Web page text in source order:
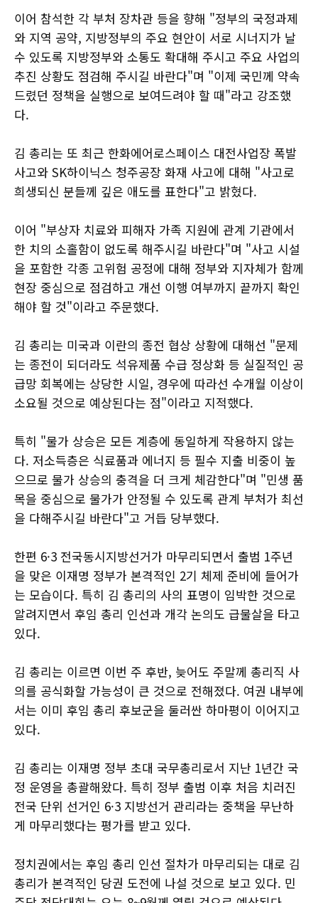
이어 참석한 각 부처 장차관 등을 향해 "정부의 국정과제
와 지역 공약, 지방정부의 주요 현안이 서로 시너지가 날
수 있도록 지방정부와 소통도 확대해 주시고 주요 사업의
추진 상황도 점검해 주시길 바란다"며 "이제 국민께 약속
드렸던 정책을 실행으로 보여드려야 할 때"라고 강조했
다.
김 총리는 또 최근 한화에어로스페이스 대전사업장 폭발
사고와 SK하이닉스 청주공장 화재 사고에 대해 "사고로
희생되신 분들께 깊은 애도를 표한다"고 밝혔다.
이어 "부상자 치료와 피해자 가족 지원에 관계 기관에서
한 치의 소홀함이 없도록 해주시길 바란다"며 "사고 시설
을 포함한 각종 고위험 공정에 대해 정부와 지자체가 함께
현장 중심으로 점검하고 개선 이행 여부까지 끝까지 확인
해야 할 것"이라고 주문했다.
김 총리는 미국과 이란의 종전 협상 상황에 대해선 "문제
는 종전이 되더라도 석유제품 수급 정상화 등 실질적인 공
급망 회복에는 상당한 시일, 경우에 따라선 수개월 이상이
소요될 것으로 예상된다는 점"이라고 지적했다.
특히 "물가 상승은 모든 계층에 동일하게 작용하지 않는
다. 저소득층은 식료품과 에너지 등 필수 지출 비중이 높
으므로 물가 상승의 충격을 더 크게 체감한다"며 "민생 품
목을 중심으로 물가가 안정될 수 있도록 관계 부처가 최선
을 다해주시길 바란다"고 거듭 당부했다.
한편 6·3 전국동시지방선거가 마무리되면서 출범 1주년
을 맞은 이재명 정부가 본격적인 2기 체제 준비에 들어가
는 모습이다. 특히 김 총리의 사의 표명이 임박한 것으로
알려지면서 후임 총리 인선과 개각 논의도 급물살을 타고
있다.
김 총리는 이르면 이번 주 후반, 늦어도 주말께 총리직 사
의를 공식화할 가능성이 큰 것으로 전해졌다. 여권 내부에
서는 이미 후임 총리 후보군을 둘러싼 하마평이 이어지고
있다.
김 총리는 이재명 정부 초대 국무총리로서 지난 1년간 국
정 운영을 총괄해왔다. 특히 정부 출범 이후 처음 치러진
전국 단위 선거인 6·3 지방선거 관리라는 중책을 무난하
게 마무리했다는 평가를 받고 있다.
정치권에서는 후임 총리 인선 절차가 마무리되는 대로 김
총리가 본격적인 당권 도전에 나설 것으로 보고 있다. 민